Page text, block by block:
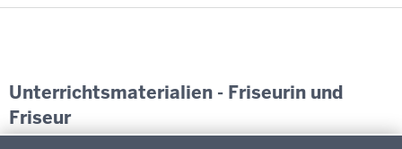
Unterrichtsmaterialien - Friseurin und
Friseur